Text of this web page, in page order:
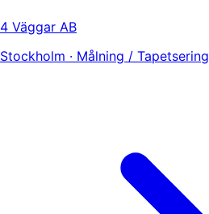
4 Väggar AB
Stockholm · Målning / Tapetsering